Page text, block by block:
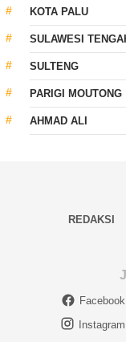
KOTA PALU
SULAWESI
SULTENG
PARIGI MOUTONG
AHMAD ALI
REDAKSI
Facebook
Instagram